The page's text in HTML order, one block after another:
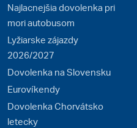
Najlacnejšia dovolenka pri
mori autobusom
Lyžiarske zájazdy
2026/2027
Dovolenka na Slovensku
Eurovíkendy
Dovolenka Chorvátsko
letecky